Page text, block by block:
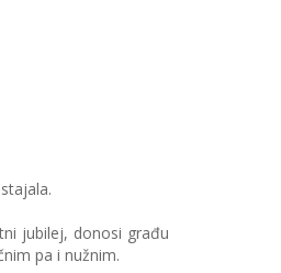
jubilej, donosi građu
pa i nužnim.